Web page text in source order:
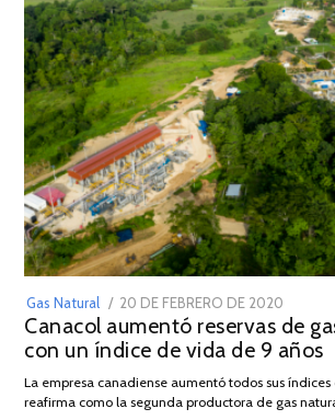
Gas Natural
POSTED
ON
20 DE FEBRERO DE 2020
DE
JULIO
2025
Canacol aumentó reservas de
con un índice de vida de 9 años
La empresa canadiense aumentó todos sus
reafirma como la segunda productora de gas